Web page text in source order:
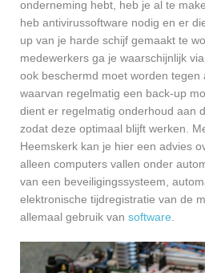
onderneming hebt, heb je al te
heb antivirussoftware nodig en er
up van je harde schijf gemaakt te
medewerkers ga je waarschijnlijk
ook beschermd moet worden tegen
waarvan regelmatig een back-up
dient er regelmatig onderhoud aan
zodat deze optimaal blijft werken.
Heemskerk kan je hier een advies
alleen computers vallen onder
van een beveiligingssysteem,
elektronische tijdregistratie van de
allemaal gebruik van software